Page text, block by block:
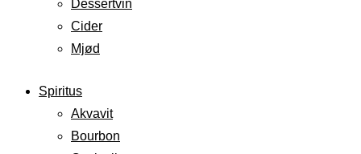
Dessertvin
Cider
Mjød
Spiritus
Akvavit
Bourbon